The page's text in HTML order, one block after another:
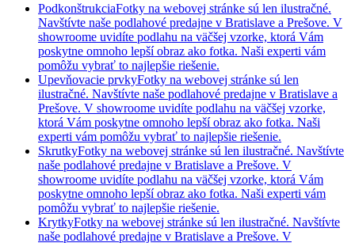
PodkonštrukciaFotky na webovej stránke sú len ilustračné.
Navštívte naše podlahové predajne v Bratislave a Prešove. V
showroome uvidíte podlahu na väčšej vzorke, ktorá Vám
poskytne omnoho lepší obraz ako fotka. Naši experti vám
pomôžu vybrať to najlepšie riešenie.
Upevňovacie prvkyFotky na webovej stránke sú len
ilustračné. Navštívte naše podlahové predajne v Bratislave a
Prešove. V showroome uvidíte podlahu na väčšej vzorke,
ktorá Vám poskytne omnoho lepší obraz ako fotka. Naši
experti vám pomôžu vybrať to najlepšie riešenie.
SkrutkyFotky na webovej stránke sú len ilustračné. Navštívte
naše podlahové predajne v Bratislave a Prešove. V
showroome uvidíte podlahu na väčšej vzorke, ktorá Vám
poskytne omnoho lepší obraz ako fotka. Naši experti vám
pomôžu vybrať to najlepšie riešenie.
KrytkyFotky na webovej stránke sú len ilustračné. Navštívte
naše podlahové predajne v Bratislave a Prešove. V